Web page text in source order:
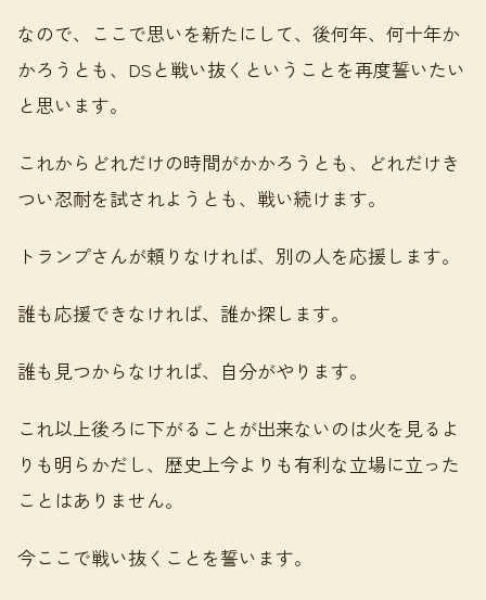
なので、ここで思いを新たにして、後何年、何十年か
かろうとも、DSと戦い抜くということを再度誓いたい
と思います。
これからどれだけの時間がかかろうとも、どれだけき
つい忍耐を試されようとも、戦い続けます。
トランプさんが頼りなければ、別の人を応援します。
誰も応援できなければ、誰か探します。
誰も見つからなければ、自分がやります。
これ以上後ろに下がることが出来ないのは火を見るよ
りも明らかだし、歴史上今よりも有利な立場に立った
ことはありません。
今ここで戦い抜くことを誓います。